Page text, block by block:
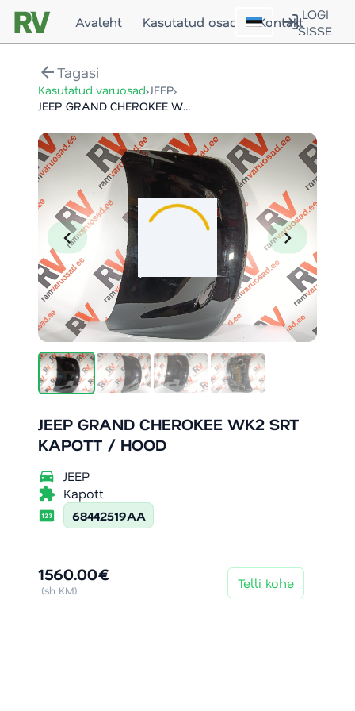
Avaleht Kasutatud osad KontaktLOGI
SISSE
arrow_backTagasi
Kasutatud varuosad›JEEP›
JEEP GRAND CHEROKEE WK2 SRT KAPOTT / HOOD
chevron_left chevron_right
JEEP GRAND CHEROKEE WK2 SRT
KAPOTT / HOOD
directions_car JEEP
extension Kapott
pin 68442519AA
1560.00€
(sh KM) Telli kohe